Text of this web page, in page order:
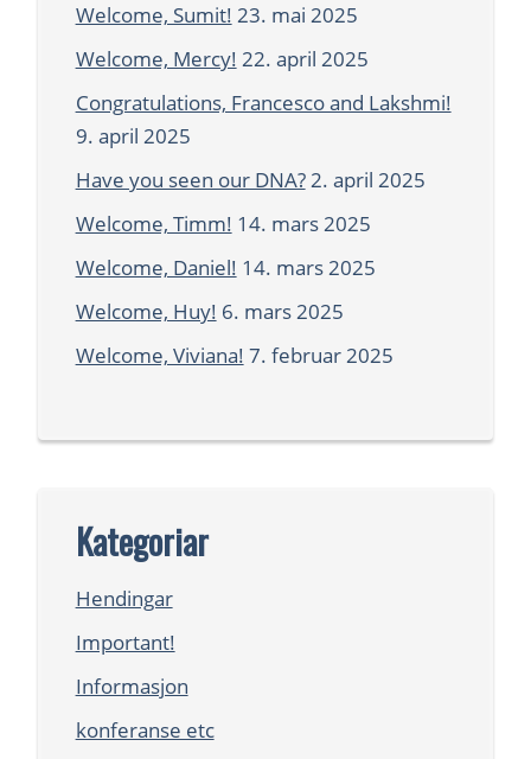
Welcome, Sumit! 23. mai 2025
Welcome, Mercy! 22. april 2025
Congratulations, Francesco and Lakshmi!
9. april 2025
Have you seen our DNA?2. april 2025
Welcome, Timm! 14. mars 2025
Welcome, Daniel! 14. mars 2025
Welcome, Huy! 6. mars 2025
Welcome, Viviana! 7. februar 2025
Kategoriar
Hendingar
Important!
Informasjon
konferanse etc